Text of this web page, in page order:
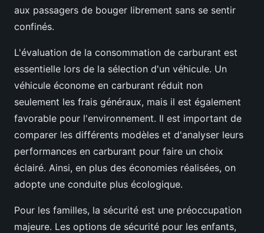
aux passagers de bouger librement sans se sentir
confinés.
L'évaluation de la consommation de carburant est
essentielle lors de la sélection d'un véhicule. Un
véhicule économe en carburant réduit non
seulement les frais généraux, mais il est également
favorable pour l'environnement. Il est important de
comparer les différents modèles et d'analyser leurs
performances en carburant pour faire un choix
éclairé. Ainsi, en plus des économies réalisées, on
adopte une conduite plus écologique.
Pour les familles, la sécurité est une préoccupation
majeure. Les options de sécurité pour les enfants,